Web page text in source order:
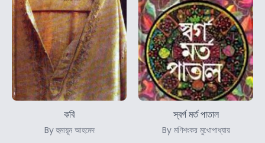
কবি
By হুমায়ূন আহমেদ
স্বর্গ মর্ত পাতাল
By মণিশংকর মুখোপাধ্যায়